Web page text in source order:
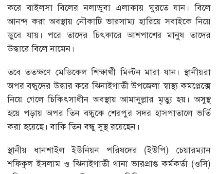
করে বাইলসা বিলের নলাডুবা এলাকায় ঘুরতে যান। বিলে
আনন্দ করা অবস্থায় নৌকাটি ভারসাম্য হারিয়ে সবাইকে নিয়ে
ডুবে যায়। পরে তাদের চিৎকারে আশপাশের মানুষ তাদের
উদ্ধারে বিলে নামেন।
তবে ততক্ষণে মেডিকেল শিক্ষার্থী মিল্টন মারা যান। স্থানীয়রা
অপর বন্ধুদের উদ্ধার করে ঝিনাইগাতী উপজেলা স্বাস্থ্য কমপ্লেক্সে
নিয়ে গেলে চিকিৎসাধীন অবস্থায় আমানুল্লার মৃত্যু হয়। অসুস্থ
হয়ে পড়ায় অপর তিন বন্ধুকে শেরপুর সদর হাসপাতালে ভর্তি
করা হয়েছে। বাকি তিন বন্ধু সুস্থ রয়েছেন।
স্থানীয় ধানশাইল ইউনিয়ন পরিষদের (ইউপি) চেয়ারম্যান
শফিকুল ইসলাম ও ঝিনাইগাতী থানা ভারপ্রাপ্ত কর্মকর্তা (ওসি)